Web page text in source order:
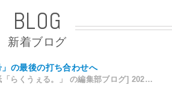
BLOG
新着ブログ
」の最後の打ち合わせへ
[大阪・南河内の情報紙「らくうぇる。」 の編集部ブログ] 2026/08/09 19:58